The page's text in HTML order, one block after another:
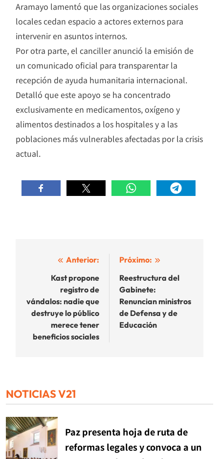
Aramayo lamentó que las organizaciones sociales
locales cedan espacio a actores externos para
intervenir en asuntos internos.
Por otra parte, el canciller anunció la emisión de
un comunicado oficial para transparentar la
recepción de ayuda humanitaria internacional.
Detalló que este apoyo se ha concentrado
exclusivamente en medicamentos, oxígeno y
alimentos destinados a los hospitales y a las
poblaciones más vulnerables afectadas por la crisis
actual.
Navegación
entradas
Anterior:
Kast propone
registro de
vándalos: nadie que
destruye lo público
merece tener
beneficios sociales
Próximo:
Reestructura del
Gabinete:
Renuncian ministros
de Defensa y de
Educación
NOTICIAS V21
Paz presenta hoja de ruta de
reformas legales y convoca a un